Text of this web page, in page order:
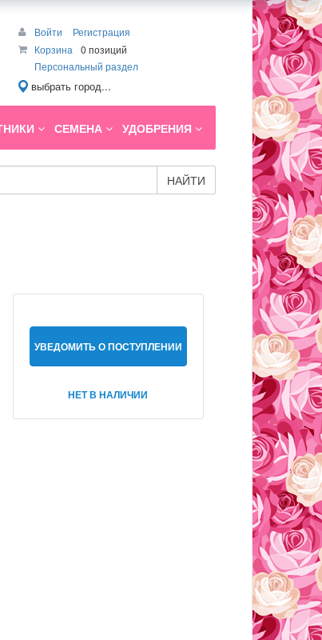
Войти
Регистрация
Корзина
0 позиций
Персональный раздел
выбрать город...
СЕМЕНА УДОБРЕНИЯ
НАЙТИ
УВЕДОМИТЬ О ПОСТУПЛЕНИИ
НЕТ В НАЛИЧИИ